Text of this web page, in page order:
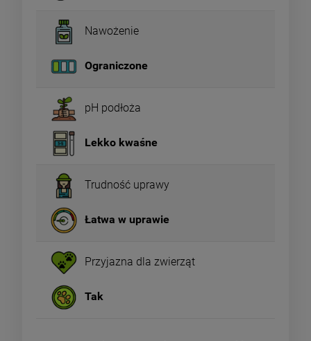
Nawożenie
Ograniczone
pH podłoża
Lekko kwaśne
Trudność uprawy
Łatwa w uprawie
Przyjazna dla zwierząt
Tak